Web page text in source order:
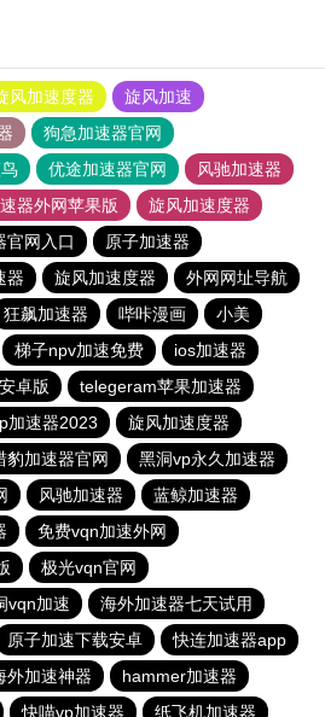
风加速度器
旋风加速
狗急加速器官网
优途加速器官网
风驰加速器
器外网苹果版
旋风加速度器
官网入口
原子加速器
器 旋风加速度器
外网网址导航
狂飙加速器 哔咔漫画
小美
梯子npv加速免费
ios加速器
卓版
telegeram苹果加速器
加速器2023
旋风加速度器
豹加速器官网
黑洞vp永久加速器
风驰加速器
蓝鲸加速器
免费vqn加速外网
极光vqn官网
vqn加速
海外加速器七天试用
原子加速下载安卓
快连加速器app
外加速神器
hammer加速器
快喵vp加速器 纸飞机加速器